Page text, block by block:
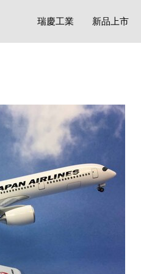
瑞慶工業 新品上市